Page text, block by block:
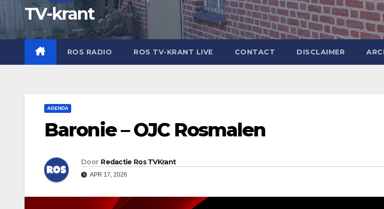
TV-krant
ROS RADIO ROS TV-KRANT LIVE CONTACT DISCLAIMER
AGENDA
Baronie – OJC Rosmalen
Door Redactie Ros TVKrant
APR 17, 2026